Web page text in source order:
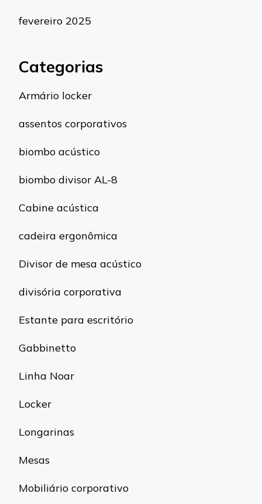
fevereiro 2025
Categorias
Armário locker
assentos corporativos
biombo acústico
biombo divisor AL-8
Cabine acústica
cadeira ergonômica
Divisor de mesa acústico
divisória corporativa
Estante para escritório
Gabbinetto
Linha Noar
Locker
Longarinas
Mesas
Mobiliário corporativo